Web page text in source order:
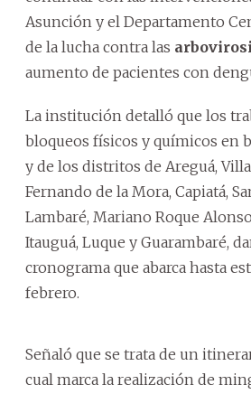
Asunción y el Departamento
de la lucha contra las
aumento de pacientes con
La institución detalló que los
bloqueos físicos y químicos en
y de los distritos de Areguá, Villa
Fernando de la Mora, Capiatá,
Lambaré, Mariano Roque
Itauguá, Luque y Guarambaré,
cronograma que abarca hasta
febrero.
Señaló que se trata de un
cual marca la realización de